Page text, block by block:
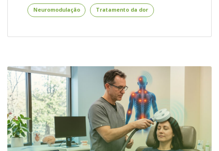
Beneficiar
com
Magnética
Neuromodulação Tratamento da dor